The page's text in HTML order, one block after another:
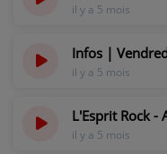
CRÉATIONS
L'ŒIL DE L'OIE |
VIDÉOS | JEUX
il y a 5 mois
Infos |
il y a 5 mois
L'Esprit Rock -
il y a 5 mois